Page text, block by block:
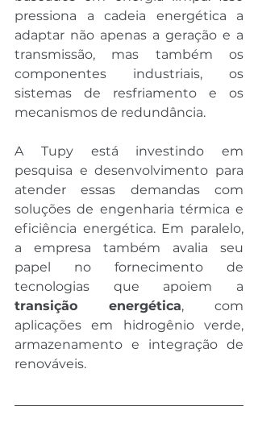
pressiona a cadeia energética a
adaptar não apenas a geração e a
transmissão, mas também os
componentes industriais, os
sistemas de resfriamento e os
mecanismos de redundância.
A Tupy está investindo em
pesquisa e desenvolvimento para
atender essas demandas com
soluções de engenharia térmica e
eficiência energética. Em paralelo,
a empresa também avalia seu
papel no fornecimento de
transição energética, com
aplicações em hidrogênio verde,
armazenamento e integração de
renováveis.